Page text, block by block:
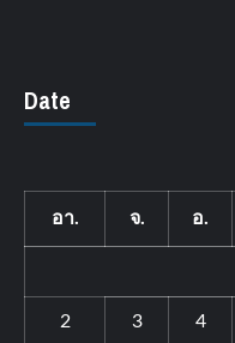
Date
อา. จ. อ.
2 3 4